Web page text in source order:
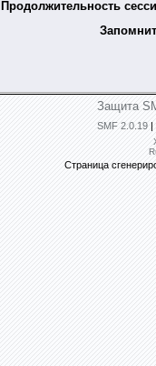
Продолжительность
Защита
SMF 2.0.19 |
Страница